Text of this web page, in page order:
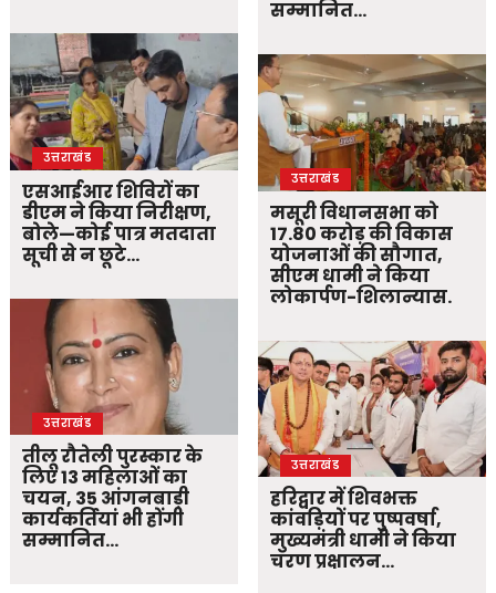
उत्तराखंड
एसआईआर शिविरों का
डीएम ने किया निरीक्षण,
बोले—कोई पात्र मतदाता
सूची से न छूटे…
उत्तराखंड
तीलू रौतेली पुरस्कार के
लिए 13 महिलाओं का
चयन, 35 आंगनबाड़ी
कार्यकर्तियां भी होंगी
सम्मानित…
सम्मानित…
उत्तराखंड
मसूरी विधानसभा को
17.80 करोड़ की विकास
योजनाओं की सौगात,
सीएम धामी ने किया
लोकार्पण-शिलान्यास.
उत्तराखंड
हरिद्वार में शिवभक्त
कांवड़ियों पर पुष्पवर्षा,
मुख्यमंत्री धामी ने किया
चरण प्रक्षालन…